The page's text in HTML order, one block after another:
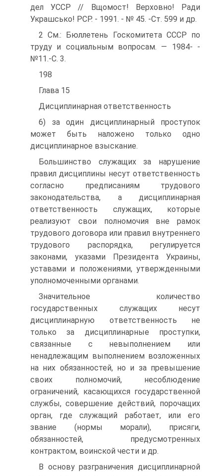
дел УССР // Вщомост! Верховно! Ради
Украшсько! РСР. - 1991. - № 45. -Ст. 599 и др.
2 См.: Бюллетень Госкомитета СССР по
труду и социальным вопросам. — 1984- -
№11.-С. 3.
198
Глава 15
Дисциплинарная ответственность
6) за один дисциплинарный проступок
может быть наложено только одно
дисциплинарное взыскание.
Большинство служащих за нарушение
правил дисциплины несут ответственность
согласно предписаниям трудового
законодательства, а дисциплинарная
ответственность служащих, которые
реализуют свои полномочия вне рамок
трудового договора или правил внутреннего
трудового распорядка, регулируется
законами, указами Президента Украины,
уставами и положениями, утвержденными
уполномоченными органами.
Значительное количество
государственных служащих несут
дисциплинарную ответственность не
только за дисциплинарные проступки,
связанные с невыполнением или
ненадлежащим выполнением возложенных
на них обязанностей, но и за превышение
своих полномочий, несоблюдение
ограничений, касающихся государственной
службы, совершение действий, порочащих
орган, где служащий работает, или его
звание (нормы морали), присяги,
обязанностей, предусмотренных
контрактом, воинской чести и др.
В основу разграничения дисциплинарной